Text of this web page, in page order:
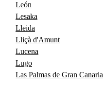
León
Lesaka
Lleida
Lliçà d'Amunt
Lucena
Lugo
Las Palmas de Gran Canaria